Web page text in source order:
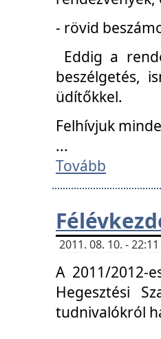
- rövid
Eddig a
beszélgetés,
üdítőkkel.
Felhívjuk
...
Tovább
2011. 08. 10. -
A 2011/2012-
Hegesztési
tudnivalókról